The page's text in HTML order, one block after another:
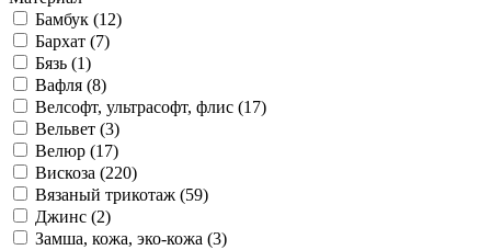
Бамбук (12)
Бархат (7)
Бязь (1)
Вафля (8)
Велсофт, ультрасофт, флис (17)
Вельвет (3)
Велюр (17)
Вискоза (220)
Вязаный трикотаж (59)
Джинс (2)
Замша, кожа, эко-кожа (3)